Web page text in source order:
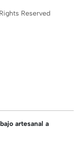
Reserved
artesanal a